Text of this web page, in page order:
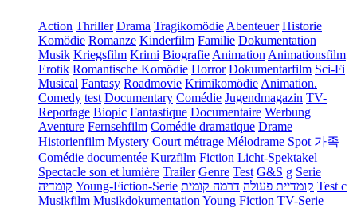
Action Thriller Drama Tragikomödie Abenteuer Historie
Komödie Romanze Kinderfilm Familie Dokumentation
Musik Kriegsfilm Krimi Biografie Animation Animationsfilm
Erotik Romantische Komödie Horror Dokumentarfilm Sci-Fi
Musical Fantasy Roadmovie Krimikomödie Animation.
Comedy test Documentary Comédie Jugendmagazin TV-
Reportage Biopic Fantastique Documentaire Werbung
Aventure Fernsehfilm Comédie dramatique Drame
Historienfilm Mystery Court métrage Mélodrame Spot 가족
Comédie documentée Kurzfilm Fiction Licht-Spektakel
Spectacle son et lumière Trailer Genre Test G&S g Serie
קומדיה Young-Fiction-Serie קומדיית פעולה דרמה קומית
Test c
Musikfilm Musikdokumentation Young Fiction TV-Serie